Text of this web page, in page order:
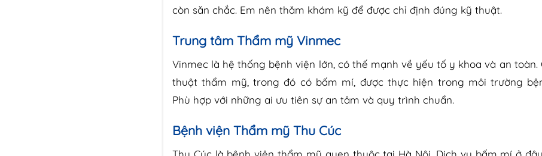
còn săn chắc. Em nên thăm khám kỹ để được chỉ định đúng kỹ thuật.
Trung tâm Thẩm mỹ Vinmec
Vinmec là hệ thống bệnh viện lớn, có thế mạnh về yếu tố y khoa và an toàn.
thuật thẩm mỹ, trong đó có bấm mí, được thực hiện trong môi trường
Phù hợp với những ai ưu tiên sự an tâm và quy trình chuẩn.
Bệnh viện Thẩm mỹ Thu Cúc